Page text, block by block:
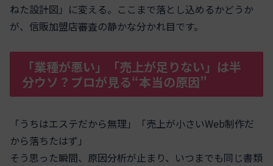
ねた設計図」に変える。ここまで落とし込めるかどうか
が、信販加盟店審査の静かな分かれ目です。
「業種が悪い」「売上が足りない」は半
分ウソ？プロが見る“本当の原因”
「うちはエステだから無理」「売上が小さいWeb制作だ
から落ちたはず」
そう思った瞬間、原因分析が止まり、いつまでも同じ書類